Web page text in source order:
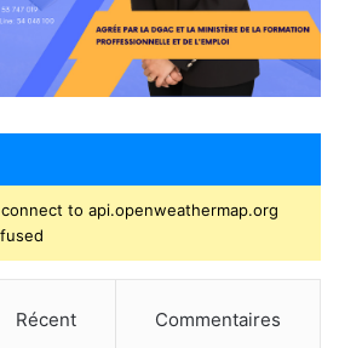
to api.openweathermap.org
Récent Commentaires